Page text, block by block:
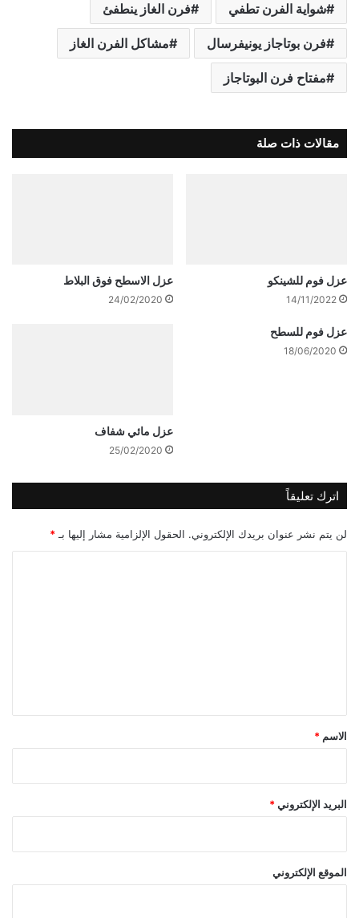
شواية الفرن تطفي فرن الغاز ينطفئ
فرن بوتاجاز يونيفرسال مشاكل الفرن الغاز
مفتاح فرن البوتاجاز
مقالات ذات صلة
عزل فوم للشينكو
14/11/2022
عزل الاسطح فوق البلاط
24/02/2020
عزل فوم للسطح
18/06/2020
عزل مائي شفاف
25/02/2020
اترك تعليقاً
لن يتم نشر عنوان بريدك الإلكتروني. الحقول الإلزامية مشار إليها بـ *
*
الاسم *
البريد الإلكتروني *
الموقع الإلكتروني